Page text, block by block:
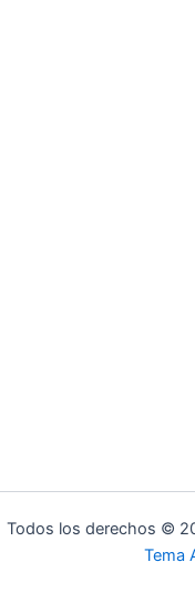
Todos los derechos ©
Tema